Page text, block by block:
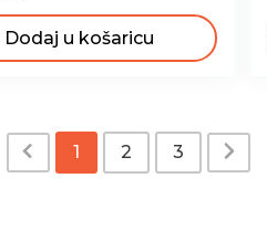
Dodaj u košaricu
1 2 3